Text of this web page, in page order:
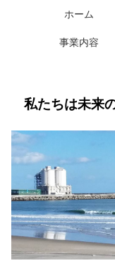
私たちは未来
ホーム
事業内容